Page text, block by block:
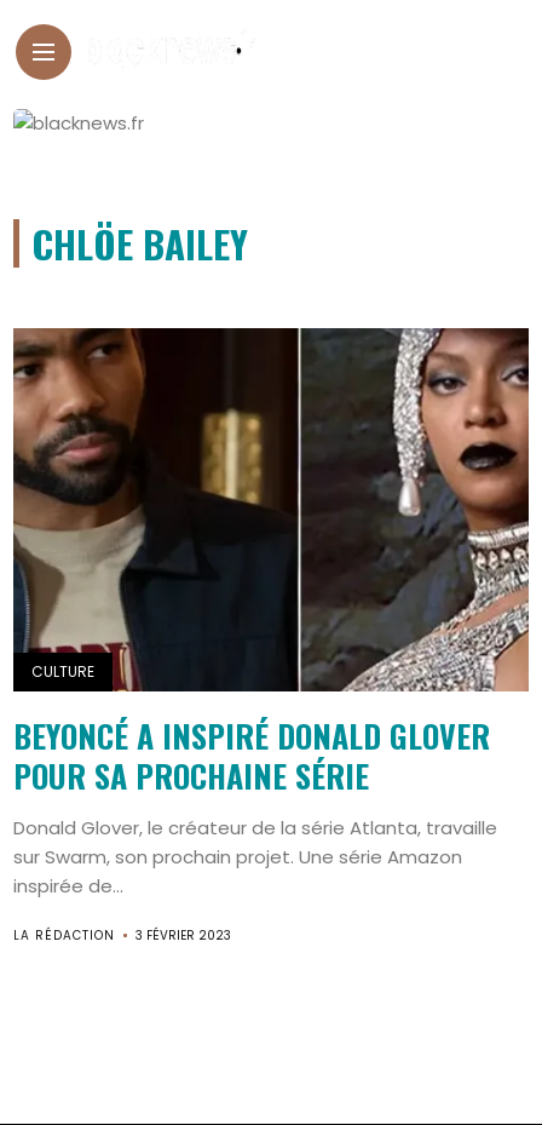
CHLÖE BAILEY
CULTURE
BEYONCÉ A INSPIRÉ DONALD GLOVER
POUR SA PROCHAINE SÉRIE
Donald Glover, le créateur de la série Atlanta, travaille
sur Swarm, son prochain projet. Une série Amazon
inspirée de...
LA RÉDACTION 3 FÉVRIER 2023